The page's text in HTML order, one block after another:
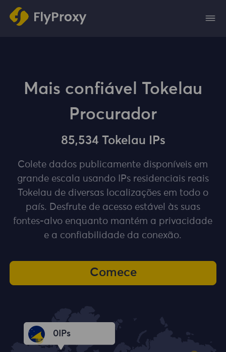
Mais confiável Tokelau
Procurador
85,534 Tokelau IPs
Colete dados publicamente disponíveis em
grande escala usando IPs residenciais reais
Tokelau de diversas localizações em todo o
país. Desfrute de acesso estável às suas
fontes-alvo enquanto mantém a privacidade
e a confiabilidade da conexão.
Comece
0IPs